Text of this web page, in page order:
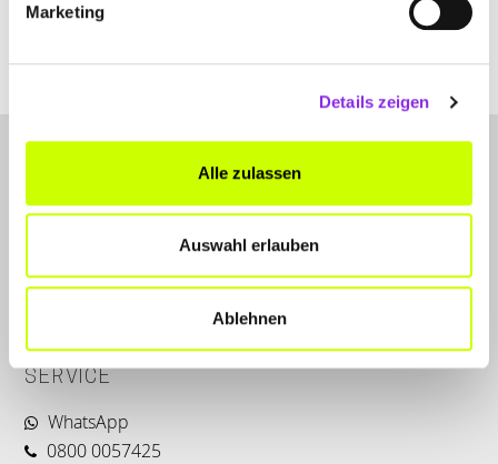
Marketing
Details zeigen
Alle zulassen
Auswahl erlauben
Ablehnen
www.best-freizeitmoebel.de
LET'S CONNECT
SERVICE
WhatsApp
0800 0057425